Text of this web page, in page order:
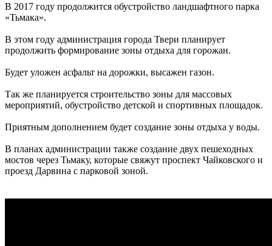
В 2017 году продолжится обустройство ландшафтного парка
«Тьмака».
В этом году администрация города Твери планирует
продолжить формирование зоны отдыха для горожан.
Будет уложен асфальт на дорожки, высажен газон.
Так же планируется строительство зоны для массовых
мероприятий, обустройство детской и спортивных площадок.
Приятным дополнением будет создание зоны отдыха у воды.
В планах администрации также создание двух пешеходных
мостов через Тьмаку, которые свяжут проспект Чайковского и
проезд Дарвина с парковой зоной.